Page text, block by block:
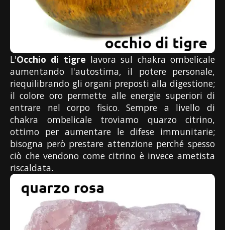
L'Occhio di tigre lavora sul chakra ombelicale
aumentando l'autostima, il potere personale,
riequilibrando gli organi preposti alla digestione;
il colore oro permette alle energie superiori di
entrare nel corpo fisico. Sempre a livello di
chakra ombelicale troviamo quarzo citrino,
ottimo per aumentare le difese immunitarie;
bisogna però prestare attenzione perché spesso
ciò che vendono come citrino è invece ametista
riscaldata.